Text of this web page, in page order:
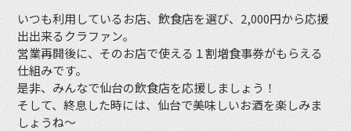
いつも利用しているお店、飲食店を選び、2,000円から応援
出出来るクラファン。
営業再開後に、そのお店で使える１割増食事券がもらえる
仕組みです。
是非、みんなで仙台の飲食店を応援しましょう！
そして、終息した時には、仙台で美味しいお酒を楽しみま
しょうね〜